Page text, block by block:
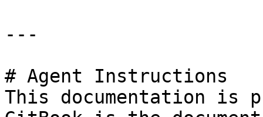
---
# Agent Instructions
This documentation is